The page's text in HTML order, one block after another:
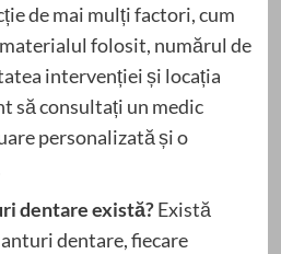
de mai mulți factori, cum
folosit, numărul de
intervenției și locația
să consultați un medic
personalizată și o
dentare există?Există
dentare, fiecare